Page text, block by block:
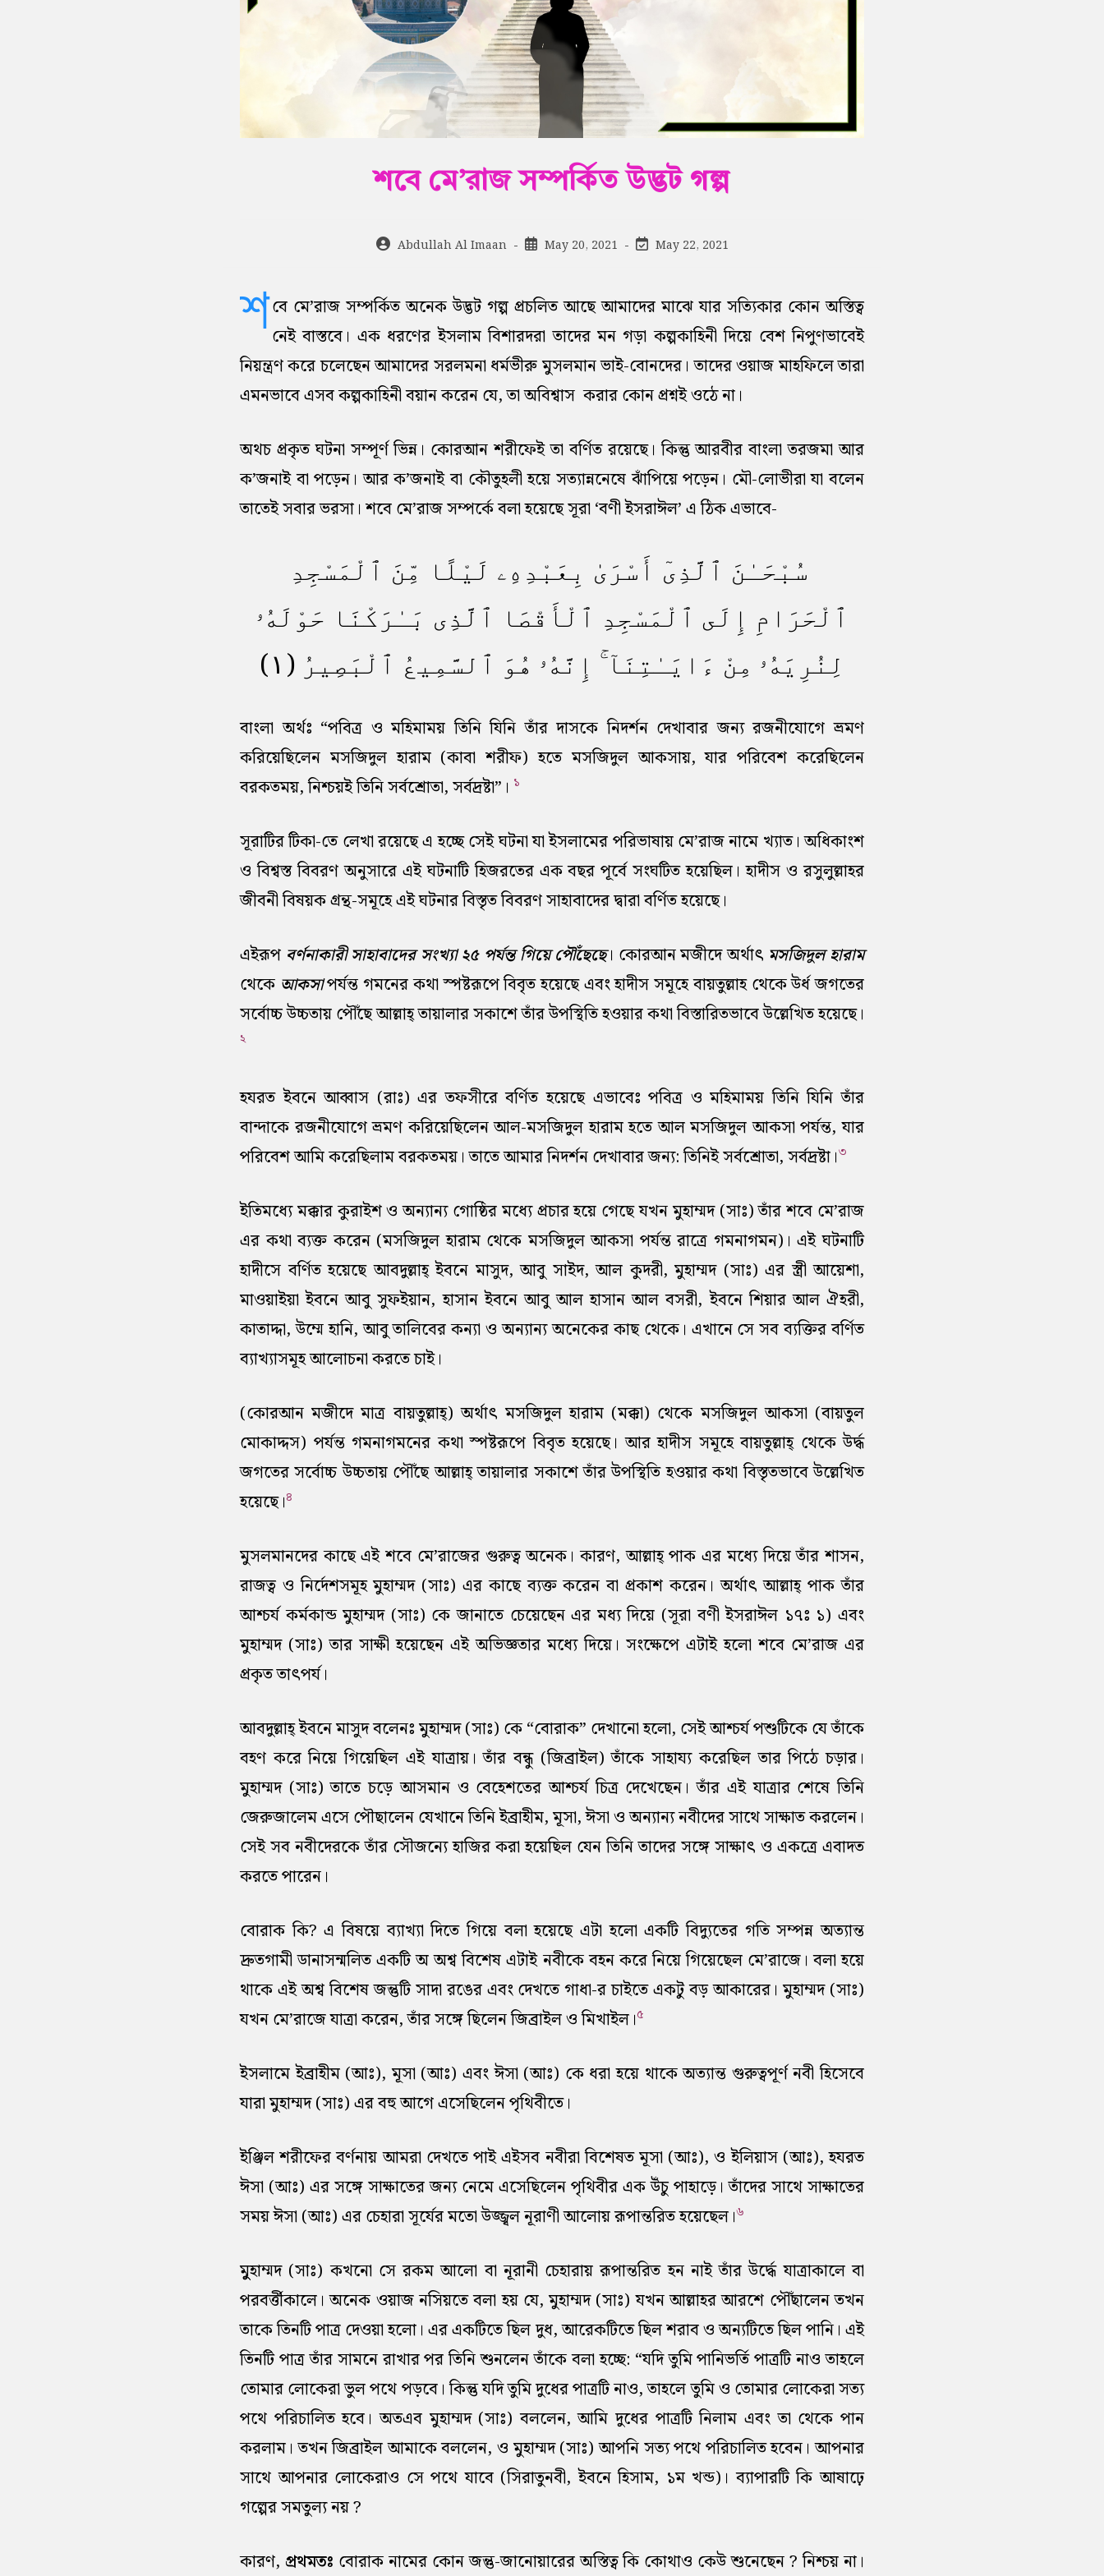
শবে মে’রাজ সম্পর্কিত উদ্ভট গল্প
PostAbdullah Al Imaan
PostMay 20, 2021
PostMay 22, 2021
শবে মে’রাজ সম্পর্কিত অনেক উদ্ভট গল্প প্রচলিত আছে আমাদের মাঝে যার সত্যিকার কোন অস্তিত্ব
নেই বাস্তবে। এক ধরণের ইসলাম বিশারদরা তাদের মন গড়া কল্পকাহিনী দিয়ে বেশ নিপুণভাবেই
নিয়ন্ত্রণ করে চলেছেন আমাদের সরলমনা ধর্মভীরু মুসলমান ভাই-বোনদের। তাদের ওয়াজ মাহফিলে তারা
এমনভাবে এসব কল্পকাহিনী বয়ান করেন যে, তা অবিশ্বাস করার কোন প্রশ্নই ওঠে না।
অথচ প্রকৃত ঘটনা সম্পূর্ণ ভিন্ন। কোরআন শরীফেই তা বর্ণিত রয়েছে। কিন্তু আরবীর বাংলা তরজমা আর
ক’জনাই বা পড়েন। আর ক’জনাই বা কৌতুহলী হয়ে সত্যান্ননেষে ঝাঁপিয়ে পড়েন। মৌ-লোভীরা যা বলেন
তাতেই সবার ভরসা। শবে মে’রাজ সম্পর্কে বলা হয়েছে সূরা ‘বণী ইসরাঈল’ এ ঠিক এভাবে-
سُبْحَـٰنَ ٱلَّذِىٓ أَسْرَىٰ بِعَبْدِهِۦ لَيْلًا مِّنَ ٱلْمَسْجِدِ
ٱلْحَرَامِ إِلَى ٱلْمَسْجِدِ ٱلْأَقْصَا ٱلَّذِى بَـٰرَكْنَا حَوْلَهُۥ
لِنُرِيَهُۥ مِنْ ءَايَـٰتِنَآ ۚ إِنَّهُۥ هُوَ ٱلسَّمِيعُ ٱلْبَصِيرُ (١)
বাংলা অর্থঃ “পবিত্র ও মহিমাময় তিনি যিনি তাঁর দাসকে নিদর্শন দেখাবার জন্য রজনীযোগে ভ্রমণ
করিয়েছিলেন মসজিদুল হারাম (কাবা শরীফ) হতে মসজিদুল আকসায়, যার পরিবেশ করেছিলেন
বরকতময়, নিশ্চয়ই তিনি সর্বশ্রোতা, সর্বদ্রষ্টা”। ১
সূরাটির টিকা-তে লেখা রয়েছে এ হচ্ছে সেই ঘটনা যা ইসলামের পরিভাষায় মে’রাজ নামে খ্যাত। অধিকাংশ
ও বিশ্বস্ত বিবরণ অনুসারে এই ঘটনাটি হিজরতের এক বছর পূর্বে সংঘটিত হয়েছিল। হাদীস ও রসুলুল্লাহর
জীবনী বিষয়ক গ্রন্থ-সমূহে এই ঘটনার বিস্তৃত বিবরণ সাহাবাদের দ্বারা বর্ণিত হয়েছে।
এইরূপ বর্ণনাকারী সাহাবাদের সংখ্যা ২৫ পর্যন্ত গিয়ে পৌঁছেছে। কোরআন মজীদে অর্থাৎ মসজিদুল হারাম
থেকে আকসাপর্যন্ত গমনের কথা স্পষ্টরূপে বিবৃত হয়েছে এবং হাদীস সমূহে বায়তুল্লাহ থেকে উর্ধ জগতের
সর্বোচ্চ উচ্চতায় পৌঁছে আল্লাহ্ তায়ালার সকাশে তাঁর উপস্থিতি হওয়ার কথা বিস্তারিতভাবে উল্লেখিত হয়েছে।
২
হযরত ইবনে আব্বাস (রাঃ) এর তফসীরে বর্ণিত হয়েছে এভাবেঃ পবিত্র ও মহিমাময় তিনি যিনি তাঁর
বান্দাকে রজনীযোগে ভ্রমণ করিয়েছিলেন আল-মসজিদুল হারাম হতে আল মসজিদুল আকসা পর্যন্ত, যার
পরিবেশ আমি করেছিলাম বরকতময়। তাতে আমার নিদর্শন দেখাবার জন্য: তিনিই সর্বশ্রোতা, সর্বদ্রষ্টা।৩
ইতিমধ্যে মক্কার কুরাইশ ও অন্যান্য গোষ্ঠির মধ্যে প্রচার হয়ে গেছে যখন মুহাম্মদ (সাঃ) তাঁর শবে মে’রাজ
এর কথা ব্যক্ত করেন (মসজিদুল হারাম থেকে মসজিদুল আকসা পর্যন্ত রাত্রে গমনাগমন)। এই ঘটনাটি
হাদীসে বর্ণিত হয়েছে আবদুল্লাহ্ ইবনে মাসুদ, আবু সাইদ, আল কুদরী, মুহাম্মদ (সাঃ) এর স্ত্রী আয়েশা,
মাওয়াইয়া ইবনে আবু সুফইয়ান, হাসান ইবনে আবু আল হাসান আল বসরী, ইবনে শিয়ার আল ঐহরী,
কাতাদ্দা, উম্মে হানি, আবু তালিবের কন্যা ও অন্যান্য অনেকের কাছ থেকে। এখানে সে সব ব্যক্তির বর্ণিত
ব্যাখ্যাসমূহ আলোচনা করতে চাই।
(কোরআন মজীদে মাত্র বায়তুল্লাহ্) অর্থাৎ মসজিদুল হারাম (মক্কা) থেকে মসজিদুল আকসা (বায়তুল
মোকাদ্দস) পর্যন্ত গমনাগমনের কথা স্পষ্টরূপে বিবৃত হয়েছে। আর হাদীস সমূহে বায়তুল্লাহ্ থেকে উর্দ্ধ
জগতের সর্বোচ্চ উচ্চতায় পৌঁছে আল্লাহ্ তায়ালার সকাশে তাঁর উপস্থিতি হওয়ার কথা বিস্তৃতভাবে উল্লেখিত
হয়েছে।৪
মুসলমানদের কাছে এই শবে মে’রাজের গুরুত্ব অনেক। কারণ, আল্লাহ্ পাক এর মধ্যে দিয়ে তাঁর শাসন,
রাজত্ব ও নির্দেশসমূহ মুহাম্মদ (সাঃ) এর কাছে ব্যক্ত করেন বা প্রকাশ করেন। অর্থাৎ আল্লাহ্ পাক তাঁর
আশ্চর্য কর্মকান্ড মুহাম্মদ (সাঃ) কে জানাতে চেয়েছেন এর মধ্য দিয়ে (সূরা বণী ইসরাঈল ১৭ঃ ১) এবং
মুহাম্মদ (সাঃ) তার সাক্ষী হয়েছেন এই অভিজ্ঞতার মধ্যে দিয়ে। সংক্ষেপে এটাই হলো শবে মে’রাজ এর
প্রকৃত তাৎপর্য।
আবদুল্লাহ্ ইবনে মাসুদ বলেনঃ মুহাম্মদ (সাঃ) কে “বোরাক” দেখানো হলো, সেই আশ্চর্য পশুটিকে যে তাঁকে
বহণ করে নিয়ে গিয়েছিল এই যাত্রায়। তাঁর বন্ধু (জিব্রাইল) তাঁকে সাহায্য করেছিল তার পিঠে চড়ার।
মুহাম্মদ (সাঃ) তাতে চড়ে আসমান ও বেহেশতের আশ্চর্য চিত্র দেখেছেন। তাঁর এই যাত্রার শেষে তিনি
জেরুজালেম এসে পৌছালেন যেখানে তিনি ইব্রাহীম, মূসা, ঈসা ও অন্যান্য নবীদের সাথে সাক্ষাত করলেন।
সেই সব নবীদেরকে তাঁর সৌজন্যে হাজির করা হয়েছিল যেন তিনি তাদের সঙ্গে সাক্ষাৎ ও একত্রে এবাদত
করতে পারেন।
বোরাক কি? এ বিষয়ে ব্যাখ্যা দিতে গিয়ে বলা হয়েছে এটা হলো একটি বিদ্যুতের গতি সম্পন্ন অত্যান্ত
দ্রুতগামী ডানাসন্মলিত একটি অ অশ্ব বিশেষ এটাই নবীকে বহন করে নিয়ে গিয়েছেল মে’রাজে। বলা হয়ে
থাকে এই অশ্ব বিশেষ জন্তুটি সাদা রঙের এবং দেখতে গাধা-র চাইতে একটু বড় আকারের। মুহাম্মদ (সাঃ)
যখন মে’রাজে যাত্রা করেন, তাঁর সঙ্গে ছিলেন জিব্রাইল ও মিখাইল।৫
ইসলামে ইব্রাহীম (আঃ), মূসা (আঃ) এবং ঈসা (আঃ) কে ধরা হয়ে থাকে অত্যান্ত গুরুত্বপূর্ণ নবী হিসেবে
যারা মুহাম্মদ (সাঃ) এর বহু আগে এসেছিলেন পৃথিবীতে।
ইঞ্জিল শরীফের বর্ণনায় আমরা দেখতে পাই এইসব নবীরা বিশেষত মূসা (আঃ), ও ইলিয়াস (আঃ), হযরত
ঈসা (আঃ) এর সঙ্গে সাক্ষাতের জন্য নেমে এসেছিলেন পৃথিবীর এক উঁচু পাহাড়ে। তাঁদের সাথে সাক্ষাতের
সময় ঈসা (আঃ) এর চেহারা সূর্যের মতো উজ্জ্বল নূরাণী আলোয় রূপান্তরিত হয়েছেল।৬
মুুহাম্মদ (সাঃ) কখনো সে রকম আলো বা নূরানী চেহারায় রূপান্তরিত হন নাই তাঁর উর্দ্ধে যাত্রাকালে বা
পরবর্ত্তীকালে। অনেক ওয়াজ নসিয়তে বলা হয় যে, মুহাম্মদ (সাঃ) যখন আল্লাহর আরশে পৌঁছালেন তখন
তাকে তিনটি পাত্র দেওয়া হলো। এর একটিতে ছিল দুধ, আরেকটিতে ছিল শরাব ও অন্যটিতে ছিল পানি। এই
তিনটি পাত্র তাঁর সামনে রাখার পর তিনি শুনলেন তাঁকে বলা হচ্ছে: “যদি তুমি পানিভর্তি পাত্রটি নাও তাহলে
তোমার লোকেরা ভুল পথে পড়বে। কিন্তু যদি তুমি দুধের পাত্রটি নাও, তাহলে তুমি ও তোমার লোকেরা সত্য
পথে পরিচালিত হবে। অতএব মুহাম্মদ (সাঃ) বললেন, আমি দুধের পাত্রটি নিলাম এবং তা থেকে পান
করলাম। তখন জিব্রাইল আমাকে বললেন, ও মুহাম্মদ (সাঃ) আপনি সত্য পথে পরিচালিত হবেন। আপনার
সাথে আপনার লোকেরাও সে পথে যাবে (সিরাতুনবী, ইবনে হিসাম, ১ম খন্ড)। ব্যাপারটি কি আষাঢ়ে
গল্পের সমতুল্য নয় ?
কারণ, প্রথমতঃ বোরাক নামের কোন জন্তু-জানোয়ারের অস্তিত্ব কি কোথাও কেউ শুনেছেন ? নিশ্চয় না।